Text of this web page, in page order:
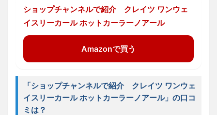
ショップチャンネルで紹介 クレイツ ワンウェ
イスリーカール ホットカーラーノアール
Amazonで買う
「ショップチャンネルで紹介 クレイツ ワンウェ
イスリーカール ホットカーラーノアール」の口コ
ミは？